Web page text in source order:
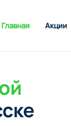
Главная Акции